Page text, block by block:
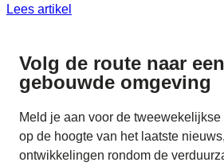
Lees artikel
Volg de route naar
gebouwde omgeving
Meld je aan voor de
op de hoogte van het laatste
ontwikkelingen rondom de